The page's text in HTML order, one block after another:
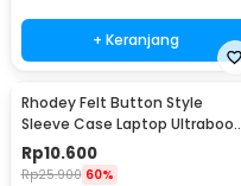
+ Keranjang
Rhodey Felt Button Style
Sleeve Case Laptop Ultrabook
12 Inch - DA58
Rp10.600
Rp25.900 60%